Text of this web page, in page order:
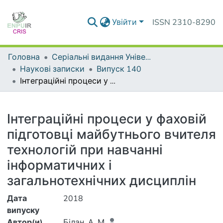
Увійти ISSN 2310-8290
Головна
Серіальні видання Університету
Наукові записки
Випуск 140
Інтеграційні процеси у фаховій підготовці майбутнього вчителя технологій при навчанні інформатичних і загальнотехнічних дисциплін
Інтеграційні процеси у фаховій
підготовці майбутнього вчителя
технологій при навчанні
інформатичних і
загальнотехнічних дисциплін
Дата
випуску
2018